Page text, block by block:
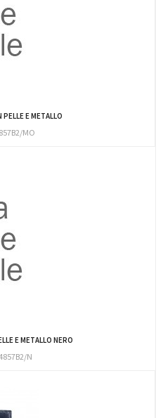
PELLE E METALLO
MO
E METALLO NERO
N